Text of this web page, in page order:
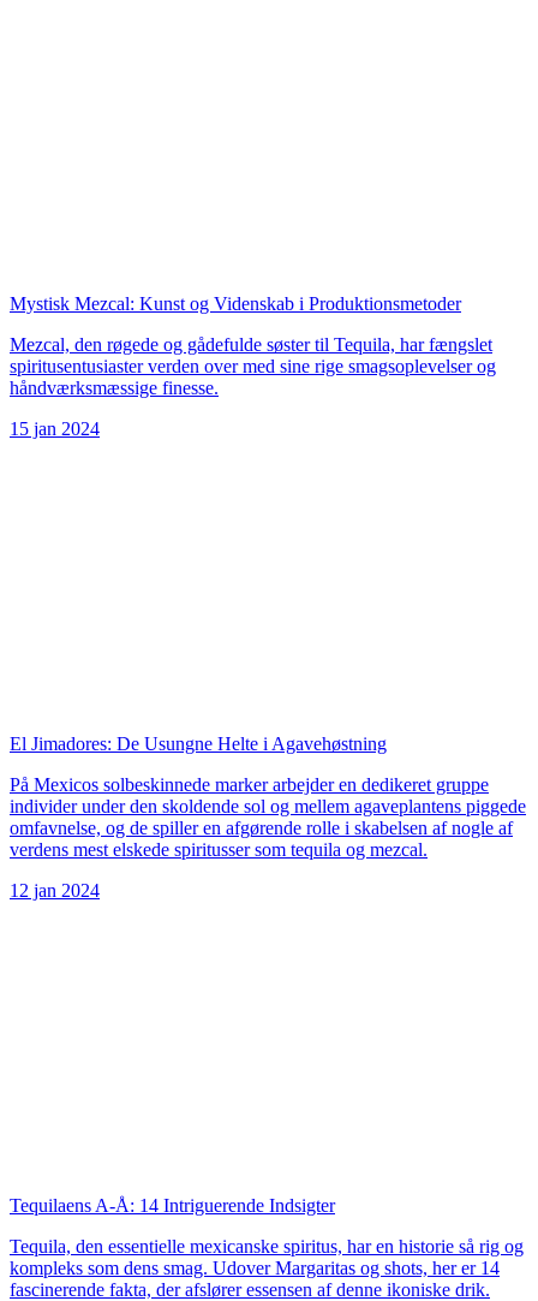
Mystisk Mezcal: Kunst og Videnskab i Produktionsmetoder
Mezcal, den røgede og gådefulde søster til Tequila, har fængslet
spiritusentusiaster verden over med sine rige smagsoplevelser og
håndværksmæssige finesse.
15 jan 2024
El Jimadores: De Usungne Helte i Agavehøstning
På Mexicos solbeskinnede marker arbejder en dedikeret gruppe
individer under den skoldende sol og mellem agaveplantens piggede
omfavnelse, og de spiller en afgørende rolle i skabelsen af nogle af
verdens mest elskede spiritusser som tequila og mezcal.
12 jan 2024
Tequilaens A-Å: 14 Intriguerende Indsigter
Tequila, den essentielle mexicanske spiritus, har en historie så rig og
kompleks som dens smag. Udover Margaritas og shots, her er 14
fascinerende fakta, der afslører essensen af denne ikoniske drik.